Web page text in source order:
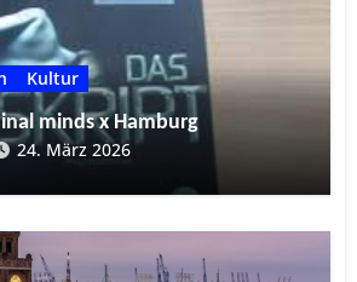
Kultur
minds x Hamburg
24. März 2026